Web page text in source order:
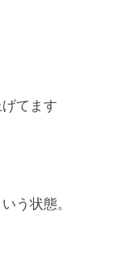
てます
う状態。